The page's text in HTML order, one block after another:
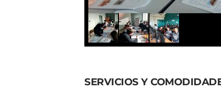
SERVICIOS Y